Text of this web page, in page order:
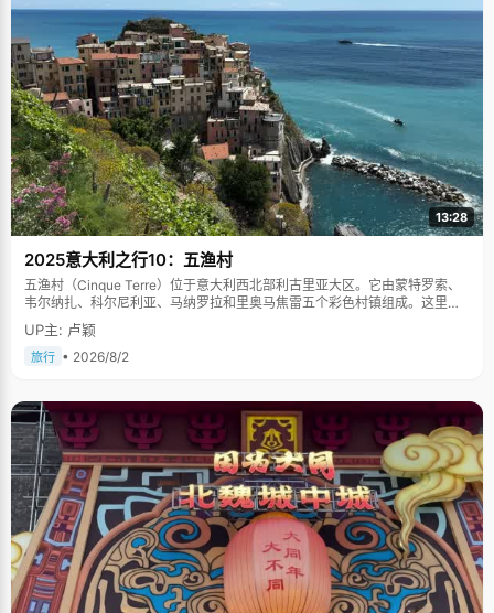
了，没有办法改变现实，就只能努力的去适应了"。 庞博总结自己的学
习经验，那就是"弄清问懂"。"什么东西都不要一知半解，一定要弄清楚
弄透彻，看很多同学学习不太努力但是成绩很好，就是因为它们把知识
弄得很清楚，大概就是&lsquo;打破沙锅问到底&rsquo;吧。"
13:28
2025意大利之行10：五渔村
五渔村（Cinque Terre）位于意大利西北部利古里亚大区。它由蒙特罗索、
韦尔纳扎、科尔尼利亚、马纳罗拉和里奥马焦雷五个彩色村镇组成。这里依
山傍海，房屋色彩斑斓，1997年被列为世界文化遗产。
UP主: 卢颖
旅行 • 2026/8/2